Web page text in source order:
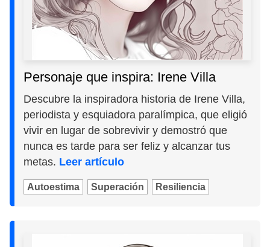
Personaje que inspira: Irene Villa
Descubre la inspiradora historia de Irene Villa,
periodista y esquiadora paralímpica, que eligió
vivir en lugar de sobrevivir y demostró que
nunca es tarde para ser feliz y alcanzar tus
metas. Leer artículo
Autoestima Superación Resiliencia